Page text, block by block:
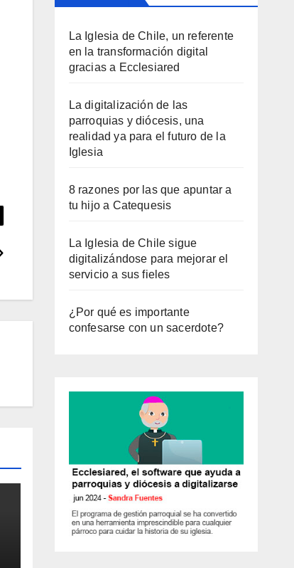
La Iglesia de Chile, un referente
en la transformación digital
gracias a Ecclesiared
La digitalización de las
parroquias y diócesis, una
realidad ya para el futuro de la
Iglesia
8 razones por las que apuntar a
tu hijo a Catequesis
La Iglesia de Chile sigue
digitalizándose para mejorar el
servicio a sus fieles
¿Por qué es importante
confesarse con un sacerdote?